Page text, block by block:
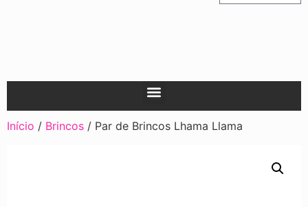
Início / Brincos / Par de Brincos Lhama Llama